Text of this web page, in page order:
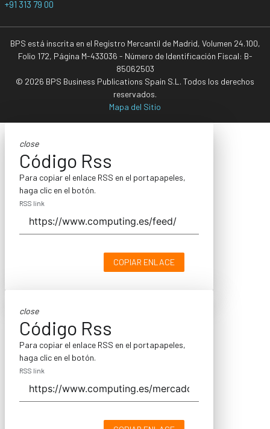
+91 313 79 00
BPS está inscrita en el Registro Mercantil de Madrid, Volumen 24.100,
Folio 172, Página M-433036 - Número de Identificación Fiscal: B-
85062503
© 2026 BPS Business Publications Spain S.L. Todos los derechos
reservados.
Mapa del Sitio
close
Código Rss
Para copiar el enlace RSS en el portapapeles,
haga clic en el botón.
RSS link
COPIAR ENLACE
close
Código Rss
Para copiar el enlace RSS en el portapapeles,
haga clic en el botón.
RSS link